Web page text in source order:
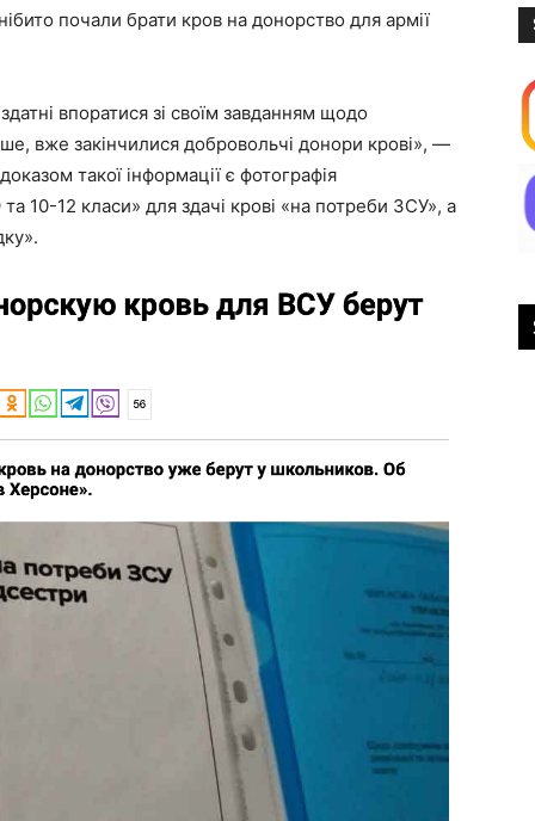
почали брати кров на донорство для армії
впоратися зі своїм завданням щодо
вже закінчилися добровольчі донори крові», —
такої інформації є фотографія
10-12 класи» для здачі крові «на потреби ЗСУ», а